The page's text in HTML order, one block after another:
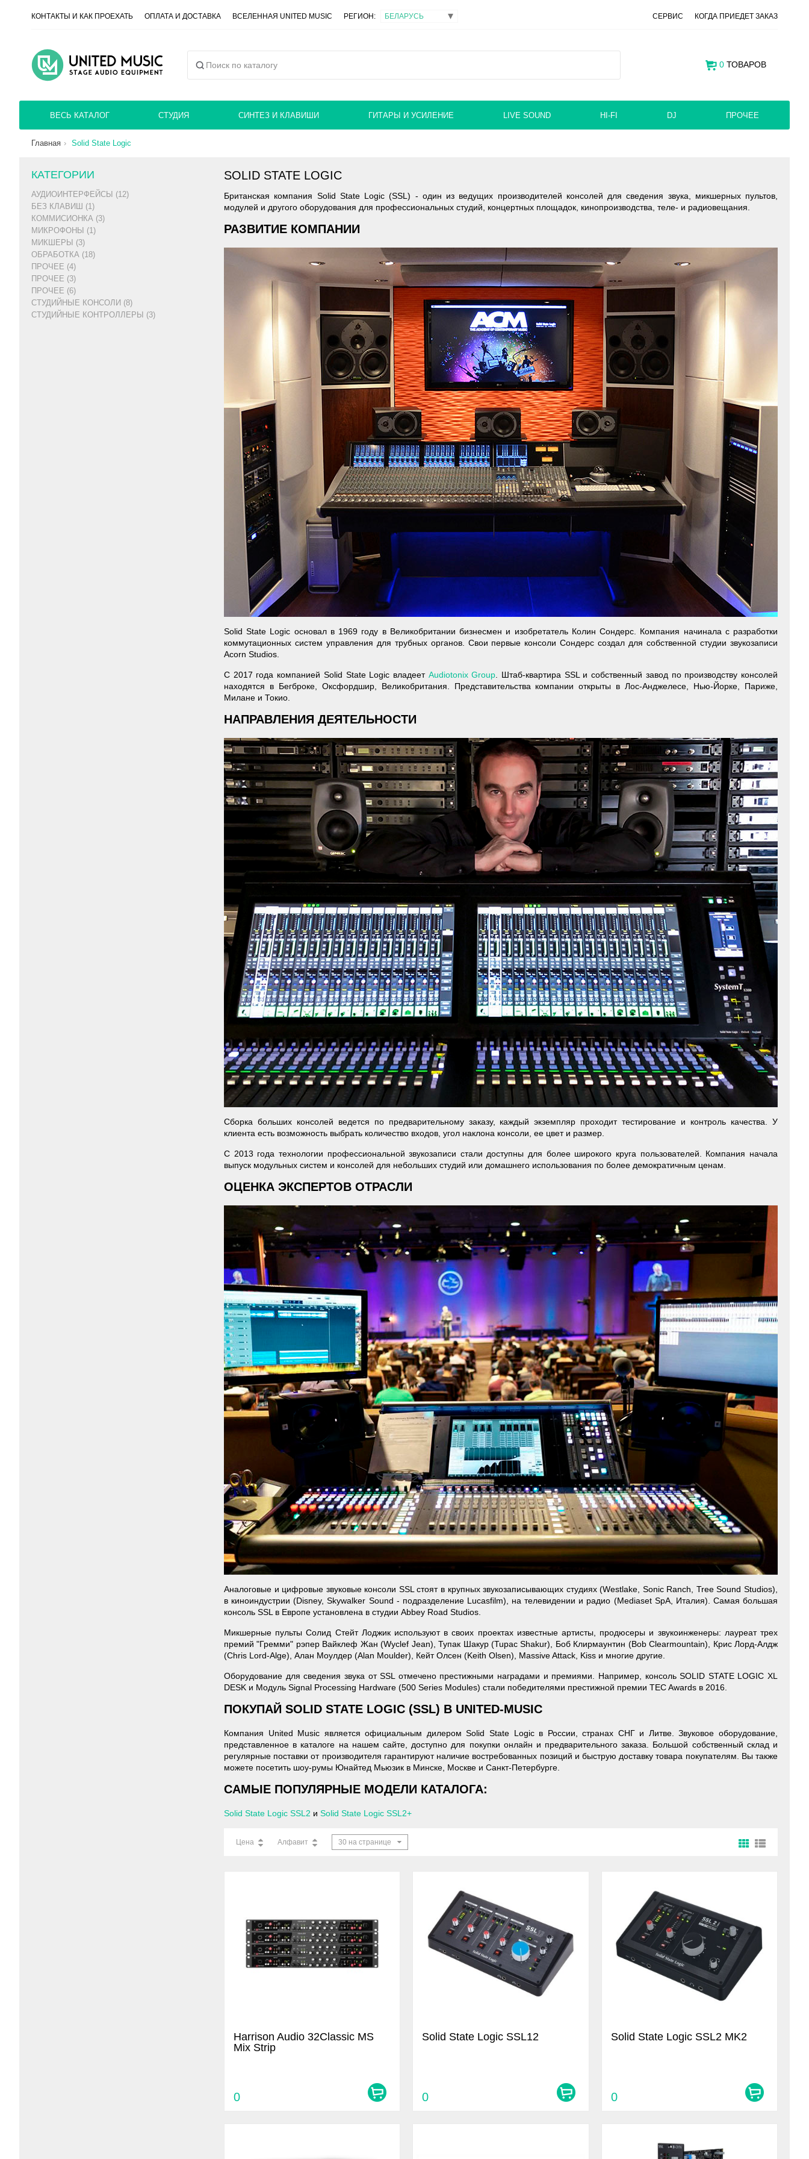
КОНТАКТЫ И КАК ПРОЕХАТЬ ОПЛАТА И ДОСТАВКА ВСЕЛЕННАЯ UNITED MUSIC РЕГИОН: СЕРВИС КОГДА ПРИЕДЕТ ЗАКАЗ
0 ТОВАРОВ
ВЕСЬ КАТАЛОГ СТУДИЯ СИНТЕЗ И КЛАВИШИ ГИТАРЫ И УСИЛЕНИЕ LIVE SOUND HI-FI DJ ПРОЧЕЕ
Главная Solid State Logic
КАТЕГОРИИ
АУДИОИНТЕРФЕЙСЫ (12)
БЕЗ КЛАВИШ (1)
КОММИСИОНКА (3)
МИКРОФОНЫ (1)
МИКШЕРЫ (3)
ОБРАБОТКА (18)
ПРОЧЕЕ (4)
ПРОЧЕЕ (3)
ПРОЧЕЕ (6)
СТУДИЙНЫЕ КОНСОЛИ (8)
СТУДИЙНЫЕ КОНТРОЛЛЕРЫ (3)
SOLID STATE LOGIC
Британская компания Solid State Logic (SSL) - один из ведущих производителей консолей для сведения звука, микшерных пультов,
модулей и другого оборудования для профессиональных студий, концертных площадок, кинопроизводства, теле- и радиовещания.
РАЗВИТИЕ КОМПАНИИ
Solid State Logic основал в 1969 году в Великобритании бизнесмен и изобретатель Колин Сондерс. Компания начинала с разработки
коммутационных систем управления для трубных органов. Свои первые консоли Сондерс создал для собственной студии звукозаписи
Acorn Studios.
С 2017 года компанией Solid State Logic владеет Audiotonix Group . Штаб-квартира SSL и собственный завод по производству консолей
находятся в Бегброке, Оксфордшир, Великобритания. Представительства компании открыты в Лос-Анджелесе, Нью-Йорке, Париже,
Милане и Токио.
НАПРАВЛЕНИЯ ДЕЯТЕЛЬНОСТИ
Сборка больших консолей ведется по предварительному заказу, каждый экземпляр проходит тестирование и контроль качества. У
клиента есть возможность выбрать количество входов, угол наклона консоли, ее цвет и размер.
С 2013 года технологии профессиональной звукозаписи стали доступны для более широкого круга пользователей. Компания начала
выпуск модульных систем и консолей для небольших студий или домашнего использования по более демократичным ценам.
ОЦЕНКА ЭКСПЕРТОВ ОТРАСЛИ
Аналоговые и цифровые звуковые консоли SSL стоят в крупных звукозаписывающих студиях (Westlake, Sonic Ranch, Tree Sound Studios),
в киноиндустрии (Disney, Skywalker Sound - подразделение Lucasfilm), на телевидении и радио (Mediaset SpA, Италия). Самая большая
консоль SSL в Европе установлена в студии Abbey Road Studios.
Микшерные пульты Солид Стейт Лоджик используют в своих проектах известные артисты, продюсеры и звукоинженеры: лауреат трех
премий "Гремми" рэпер Вайклеф Жан (Wyclef Jean), Тупак Шакур (Tupac Shakur), Боб Клирмаунтин (Bob Clearmountain), Крис Лорд-Алдж
(Chris Lord-Alge), Алан Моулдер (Alan Moulder), Кейт Олсен (Keith Olsen), Massive Attack, Kiss и многие другие.
Оборудование для сведения звука от SSL отмечено престижными наградами и премиями. Например, консоль SOLID STATE LOGIC XL
DESK и Модуль Signal Processing Hardware (500 Series Modules) стали победителями престижной премии TEC Awards в 2016.
ПОКУПАЙ SOLID STATE LOGIC (SSL) В UNITED-MUSIC
Компания United Music является официальным дилером Solid State Logic в России, странах СНГ и Литве. Звуковое оборудование,
представленное в каталоге на нашем сайте, доступно для покупки онлайн и предварительного заказа. Большой собственный склад и
регулярные поставки от производителя гарантируют наличие востребованных позиций и быструю доставку товара покупателям. Вы также
можете посетить шоу-румы Юнайтед Мьюзик в Минске, Москве и Санкт-Петербурге.
САМЫЕ ПОПУЛЯРНЫЕ МОДЕЛИ КАТАЛОГА:
Solid State Logic SSL2 и Solid State Logic SSL2+
Цена Алфавит 30 на странице
Harrison Audio 32Classic MS
Mix Strip
0
Solid State Logic SSL12
0
Solid State Logic SSL2 MK2
0